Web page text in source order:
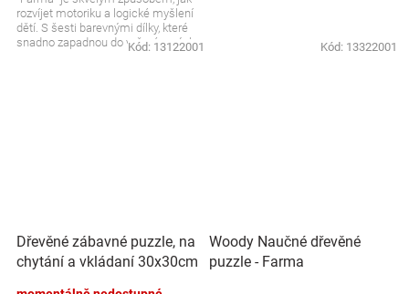
rozvíjet motoriku a logické myšlení
dětí. S šesti barevnými dílky, které
snadno zapadnou do vyřezávaných
Kód: 13122001 Kód: 13322001
Dřevěné zábavné puzzle, na
chytání a vkládaní 30x30cm
Woody Naučné dřevěné
puzzle - Farma